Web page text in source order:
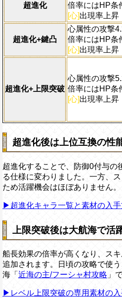
超進化
倍率にはHP条
[心]出現率上昇
超進化+鍵凸
心属性の攻撃
倍率にはHP条
[心]出現率上昇
超進化+上限突破
心属性の攻撃
倍率にはHP条
[心]出現率上昇
超進化後は上位互換の性
超進化することで、防御0付与の
る仕様に変わりました。一方、
ため活躍機会はほぼありません。
▶超進化キャラ一覧と素材の入
上限突破後は大航海で活
船長効果の倍率が高くなり、ス
追加されます。日頃の攻略で使
海「 近海の主/フーシャ村攻略 」
▶レベル上限突破の専用素材の